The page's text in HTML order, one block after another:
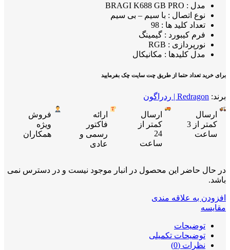
مدل : BRAGI K688 GB PRO
نوع اتصال : با سیم – بی سیم
تعداد کلید ها : 98
فرم کیبورد : گیمینگ
نورپردازی : RGB
مدل کلیدها : مکانیکال
برای خرید تعداد حتما از طریق چت سایت چک بفرمایید
برند: Redragon | ردراگون
ارسال
کمتر از 3
ساعت
ارسال
کمتر از
24
ساعت
ارائه
فاکتور
رسمی و
عادی
فروش
ویژه
همکاران
در حال حاضر این محصول در انبار موجود نیست و در دسترس نمی
باشد.
افزودن به علاقه مندی
مقایسه
توضیحات
توضیحات تکمیلی
نظرات (0)